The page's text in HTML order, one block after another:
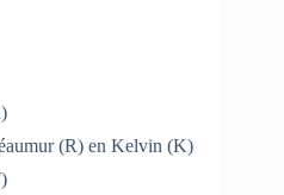
(R) en Kelvin (K)